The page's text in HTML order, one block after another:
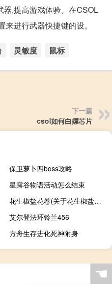
,提高游戏体验。在CSOL
进行武器快捷键的设。
灵敏度 鼠标
下一篇
csol如何白嫖芯片
保卫萝卜四boss攻略
星露谷物语活动怎么结束
花生椒盐花卷(关于花生椒盐花卷简述)
艾尔登法环铃兰456
方舟生存进化死神附身
☚